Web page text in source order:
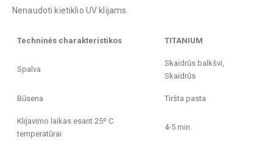
Nenaudoti kietiklio UV klijams.
Techninės charakteristikos TITANIUM
Spalva
Skaidrūs balkšvi,
Skaidrūs
Būsena Tiršta pasta
Klijavimo laikas esant 25º C
temperatūrai
4-5 min.